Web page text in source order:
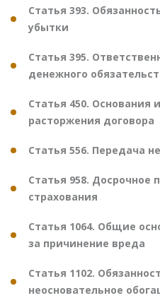
Статья 393.
убытки
Статья 395.
денежного
Статья 450. Основания
расторжения договора
Статья 556. Передача
Статья 958. Досрочное
страхования
Статья 1064. Общие
за причинение вреда
Статья 1102.
неосновательное